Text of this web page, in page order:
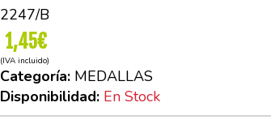
2247/B
1,45€
(IVA incluido)
Categoría: MEDALLAS
Disponibilidad: En Stock